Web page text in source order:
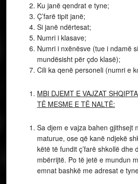
Ku janë qendrat e tyne;
Ç’farë tipit janë;
Si janë ndërtesat;
Numri i klasave;
Numri i nxënësve (tue i ndamë
mundësisht për çdo klasë);
Cili ka qenë personeli (numri e
MBI DJEMT E VAJZAT
TË MESME E TË NALTË:
Sa djem e vajza bahen gjithsejt
maturue, ose që kanë ndjekë
këtë të fundit ç’farë shkollë dhe
mbërrijtë. Po të jetë e mundun
emnat bashkë me adresat e